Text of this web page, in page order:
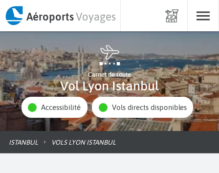
AéroportsVoyages
Carnet de route
Vol Lyon Istanbul
Accessibilité Vols directs disponibles
ISTANBUL VOLS LYON ISTANBUL